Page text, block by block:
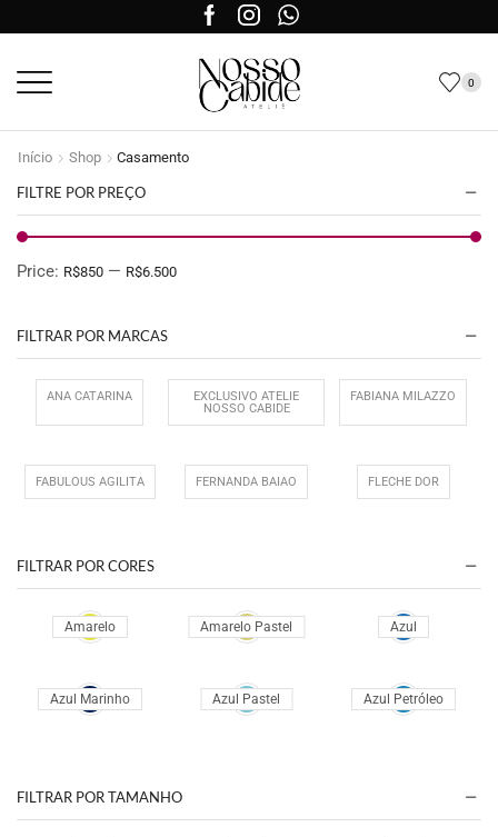
0
Início Shop Casamento
FILTRE POR PREÇO
Price: R$850 — R$6.500
FILTRAR POR MARCAS
ANA CATARINA
EXCLUSIVO ATELIÊ
NOSSO CABIDE
FABIANA MILAZZO
FABULOUS AGILITÁ FERNANDA BAIAO FLECHE DOR
KRAS LIA RABELLO NOSSO CABIDE
PATRICIA BONALDI SHERRI HILL THAYS TEMPONI
FILTRAR POR CORES
FILTRAR POR TAMANHO